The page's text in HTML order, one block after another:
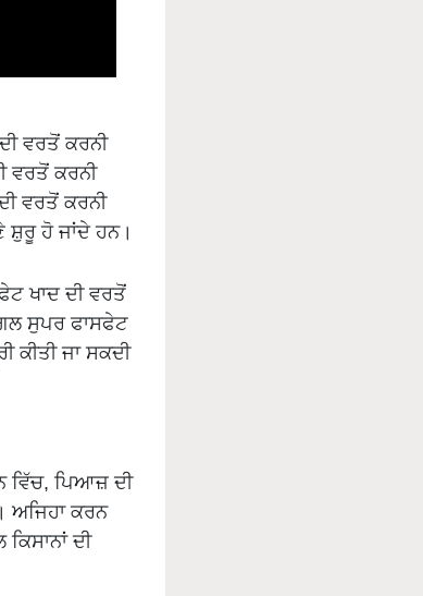
ਵਰਤੋਂ ਕਰਨੀ
ਵਰਤੋਂ ਕਰਨੀ
ਵਰਤੋਂ ਕਰਨੀ
ਹੋ ਜਾਂਦੇ ਹਨ।
ਸੁਪਰ ਫਾਸਫੇਟ
ਜਾ ਸਕਦੀ
ਵਿੱਚ, ਪਿਆਜ਼ ਦੀ
ਅਜਿਹਾ ਕਰਨ
ਦੀ